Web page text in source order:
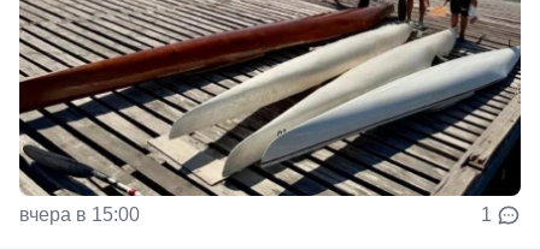
вчера в 15:00 1